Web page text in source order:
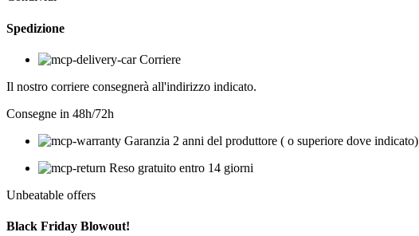
Spedizione
Corriere
Il nostro corriere consegnerà all'indirizzo indicato.
Consegne in 48h/72h
Garanzia 2 anni del produttore ( o superiore dove indicato)
Reso gratuito entro 14 giorni
Unbeatable offers
Black Friday Blowout!